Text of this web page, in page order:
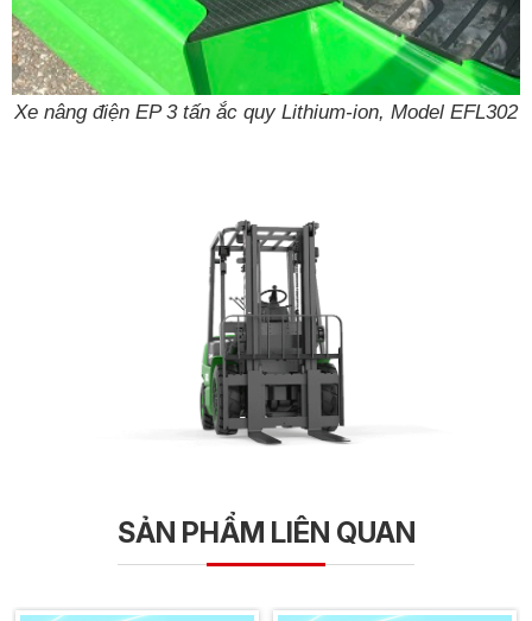
Xe nâng điện EP 3 tấn ắc quy Lithium-ion, Model EFL302
SẢN PHẨM LIÊN QUAN